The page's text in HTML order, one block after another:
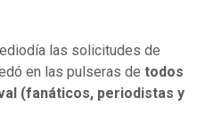
las solicitudes de
en las pulseras de todos
(fanáticos, periodistas y